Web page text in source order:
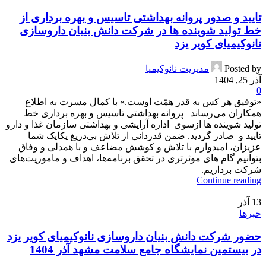
تایید و صدور پروانه بهداشتی تاسیس و بهره برداری از
خط تولید شوینده ها در شرکت دانش بنیان داروسازی
نانوکیمیای کویر یزد
Posted by
مدیریت نانوکیمیا
آذر 25, 1404
0
«توفیق هر کس به قدر همّت اوست.» با کمال مسرت به اطلاع
همکاران می‌رساند پروانه بهداشتی تاسیس و بهره برداری خط
تولید شوینده ها ازسوی اداره آرایشی و بهداشتی سازمان غذا و دارو
تایید و صادر گردید. ضمن قدردانی از تلاش بی‌دریغ یکایک شما
عزیزان، امیدوارم با تلاش و کوشش مضاعف و با همدلی و وفاق
بتوانیم گام های موثرتری در تحقق برنامه‌ها، اهداف و ماموریت‌های
شرکت برداریم.
Continue reading
13 آذر
خبرها
حضور شرکت دانش بنیان داروسازی نانوکیمیای کویر یزد
در بیستمین نمایشگاه جامع سلامت مشهد آذر 1404